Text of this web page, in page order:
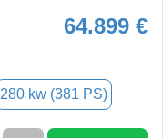
64.899 €
280 kw (381 PS)